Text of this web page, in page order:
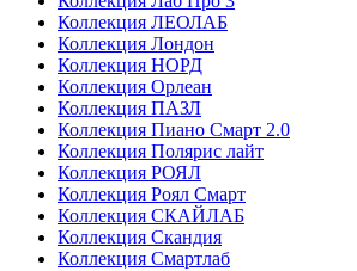
Коллекция ЛЕОЛАБ
Коллекция Лондон
Коллекция НОРД
Коллекция Орлеан
Коллекция ПАЗЛ
Коллекция Пиано Смарт 2.0
Коллекция Полярис лайт
Коллекция РОЯЛ
Коллекция Роял Смарт
Коллекция СКАЙЛАБ
Коллекция Скандия
Коллекция Смартлаб